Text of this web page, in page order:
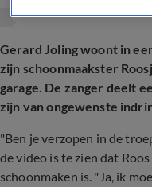
Gerard Joling woont in
zijn schoonmaakster
garage. De zanger deelt
zijn van ongewenste
"Ben je verzopen in de
de video is te zien dat
schoonmaken is. "Ja, ik